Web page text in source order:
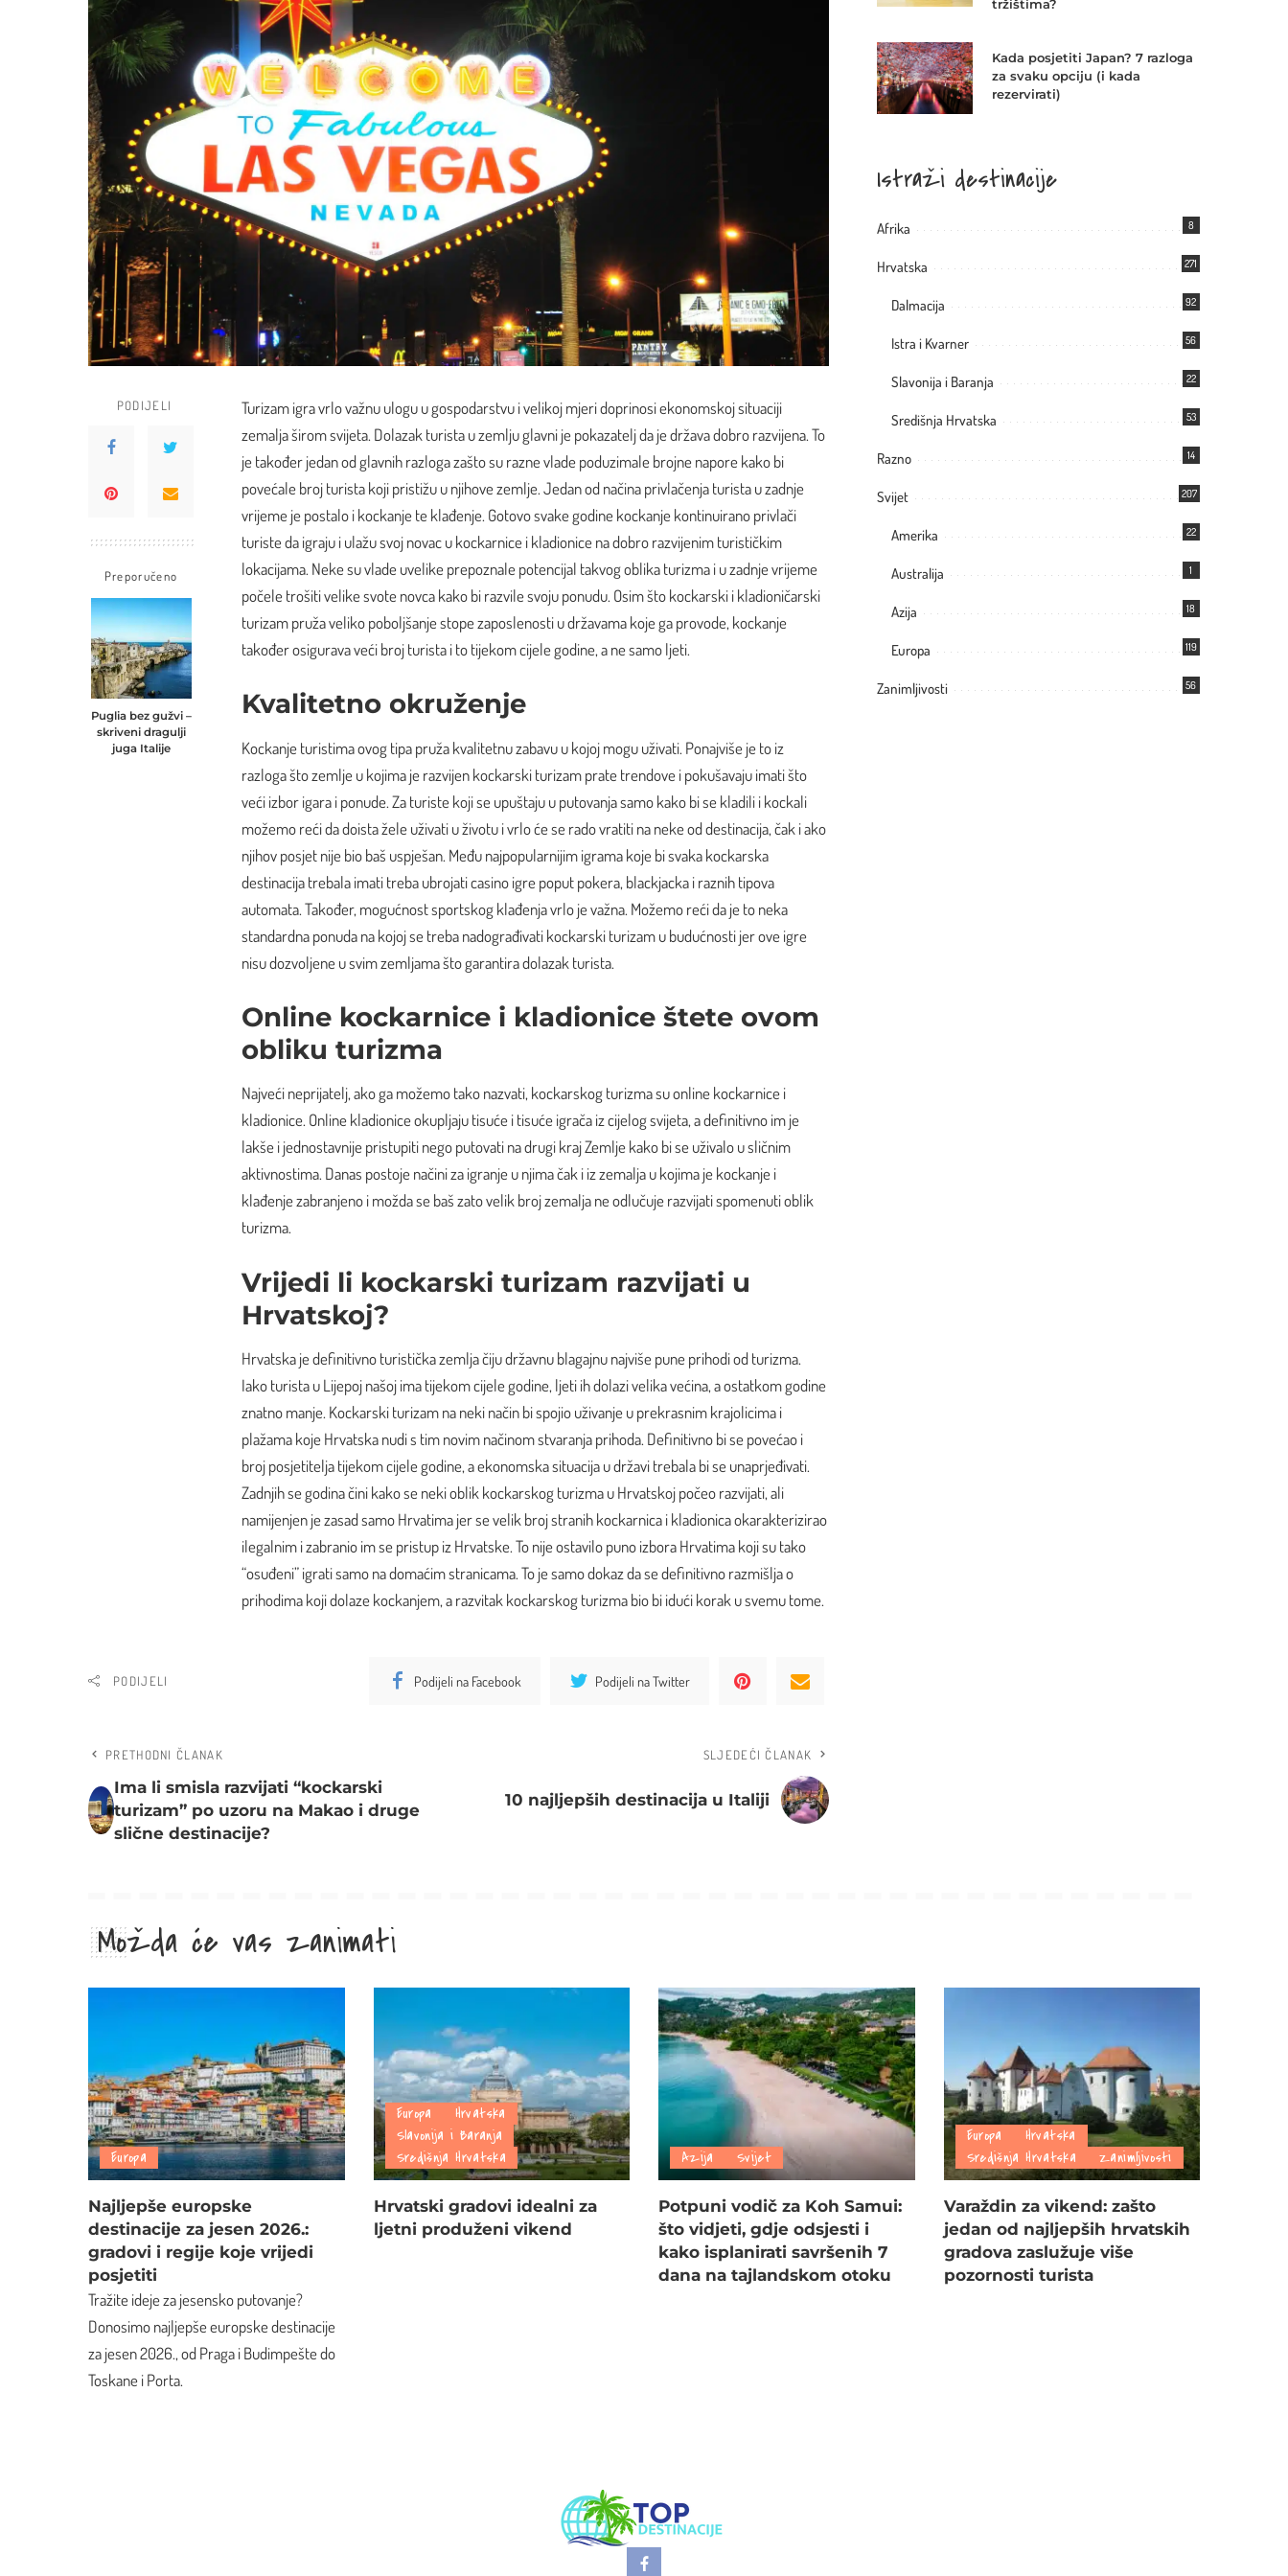
PODIJELI
Preporučeno
Puglia bez gužvi –
skriveni dragulji
juga Italije
Turizam igra vrlo važnu ulogu u gospodarstvu i velikoj mjeri doprinosi ekonomskoj situaciji
zemalja širom svijeta. Dolazak turista u zemlju glavni je pokazatelj da je država dobro razvijena. To
je također jedan od glavnih razloga zašto su razne vlade poduzimale brojne napore kako bi
povećale broj turista koji pristižu u njihove zemlje. Jedan od načina privlačenja turista u zadnje
vrijeme je postalo i kockanje te klađenje. Gotovo svake godine kockanje kontinuirano privlači
turiste da igraju i ulažu svoj novac u kockarnice i kladionice nadobro razvijenim turističkim
lokacijama. Neke su vlade uvelike prepoznale potencijal takvog oblika turizma i u zadnje vrijeme
počele trošiti velike svote novca kako bi razvile svoju ponudu. Osim što kockarski i kladioničarski
turizam pruža veliko poboljšanje stope zaposlenosti u državama koje ga provode, kockanje
također osigurava veći broj turista i to tijekom cijele godine, a ne samo ljeti.
Kvalitetno okruženje
Kockanje turistima ovog tipa pruža kvalitetnu zabavu u kojoj mogu uživati. Ponajviše je to iz
razloga što zemlje u kojima je razvijen kockarski turizam prate trendove i pokušavaju imati što
veći izbor igara i ponude. Za turiste koji se upuštaju u putovanja samo kako bi se kladili i kockali
možemo reći da doista žele uživati u životu i vrlo će se rado vratiti na neke od destinacija, čak i ako
njihov posjet nije bio baš uspješan. Među najpopularnijim igrama koje bi svaka kockarska
destinacija trebala imati treba ubrojati casino igre poput pokera, blackjacka i raznih tipova
automata. Također, mogućnost sportskog klađenja vrlo je važna. Možemo reći da je to neka
standardna ponuda na kojoj se treba nadograđivati kockarski turizam u budućnosti jer ove igre
nisu dozvoljene u svim zemljama što garantira dolazak turista.
Online kockarnice i kladionice štete ovom
obliku turizma
Najveći neprijatelj, ako ga možemo tako nazvati, kockarskog turizma su online kockarnice i
kladionice. Online kladionice okupljaju tisuće i tisuće igrača iz cijelog svijeta, a definitivno im je
lakše i jednostavnije pristupiti nego putovati na drugi kraj Zemlje kako bi se uživalo u sličnim
aktivnostima. Danas postoje načini za igranje u njima čak i iz zemalja u kojima je kockanje i
klađenje zabranjeno i možda se baš zato velik broj zemalja ne odlučuje razvijati spomenuti oblik
turizma.
Vrijedi li kockarski turizam razvijati u
Hrvatskoj?
Hrvatska je definitivno turistička zemlja čijudržavnu blagajnu najviše pune prihodi od turizma.
Iako turista u Lijepoj našoj ima tijekom cijele godine, ljeti ih dolazi velika većina, a ostatkom godine
znatno manje. Kockarski turizam na neki način bi spojio uživanje u prekrasnim krajolicima i
plažama koje Hrvatska nudi s tim novim načinom stvaranja prihoda. Definitivno bi se povećao i
broj posjetitelja tijekom cijele godine, a ekonomska situacija u državi trebala bi se unaprjeđivati.
Zadnjih se godina čini kako se neki oblik kockarskog turizma u Hrvatskoj počeo razvijati, ali
namijenjen je zasad samo Hrvatima jer se velik broj stranih kockarnica i kladionica okarakterizirao
ilegalnim i zabranio im se pristup iz Hrvatske. To nije ostavilo puno izbora Hrvatima koji su tako
“osuđeni” igrati samo na domaćim stranicama. To je samo dokaz da se definitivno razmišlja o
prihodima koji dolaze kockanjem, a razvitak kockarskog turizma bio bi idući korak u svemu tome.
PODIJELI Podijeli na Facebook Podijeli na Twitter
PRETHODNI ČLANAK
Ima li smisla razvijati “kockarski
turizam” po uzoru na Makao i druge
slične destinacije?
SLJEDEĆI ČLANAK
10 najljepših destinacija u Italiji
tržištima?
Kada posjetiti Japan? 7 razloga
za svaku opciju (i kada
rezervirati)
Istraži destinacije
Afrika 8
Hrvatska 271
Dalmacija 92
Istra i Kvarner 56
Slavonija i Baranja 22
Središnja Hrvatska 53
Razno 14
Svijet 207
Amerika 22
Australija 1
Azija 18
Europa 119
Zanimljivosti 56
Možda će vas zanimati
Europa
Najljepše europske
destinacije za jesen 2026.:
gradovi i regije koje vrijedi
posjetiti
Tražite ideje za jesensko putovanje?
Donosimo najljepše europske destinacije
za jesen 2026., od Praga i Budimpešte do
Toskane i Porta.
Europa
Hrvatska
Slavonija i Baranja
Središnja Hrvatska
Hrvatski gradovi idealni za
ljetni produženi vikend
Azija Svijet
Potpuni vodič za Koh Samui:
što vidjeti, gdje odsjesti i
kako isplanirati savršenih 7
dana na tajlandskom otoku
Europa
Hrvatska
Središnja Hrvatska
Zanimljivosti
Varaždin za vikend: zašto
jedan od najljepših hrvatskih
gradova zaslužuje više
pozornosti turista